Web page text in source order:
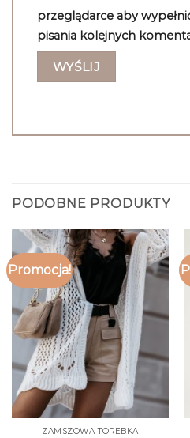
przeglądarce aby
pisania kolejnych
PODOBNE PRODUKTY
Promocja!
ZAMSZOWA TOREBKA